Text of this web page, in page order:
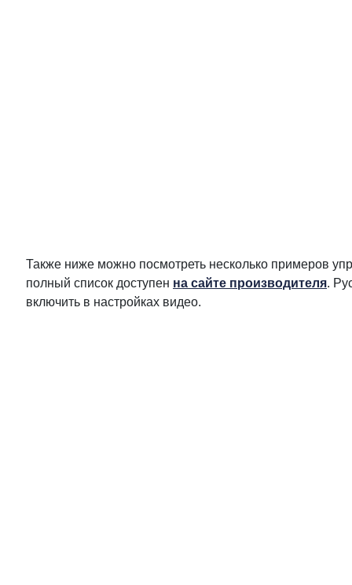
Также ниже можно посмотреть несколько примеров
полный список доступен на сайте производителя.
включить в настройках видео.